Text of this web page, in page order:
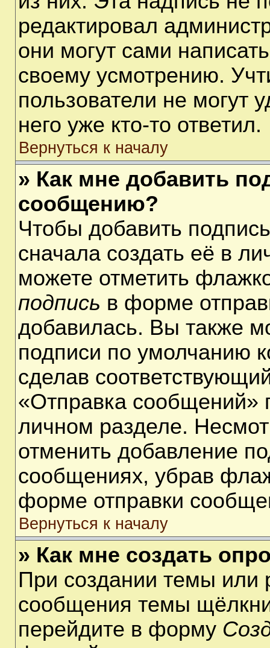
редактировал
они могут сами
своему усмотрению.
пользователи не могут
него уже кто-то ответил.
Вернуться к началу
» Как мне добавить
сообщению?
Чтобы добавить
сначала создать её в
можете отметить
подпись в форме
добавилась. Вы также
подписи по умолчанию
сделав
«Отправка сообщений»
личном разделе.
отменить добавление
сообщениях, убрав
форме отправки
Вернуться к началу
» Как мне создать
При создании темы или
сообщения темы
перейдите в форму